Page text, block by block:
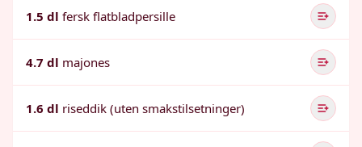
1.5 dl fersk flatbladpersille
4.7 dl majones
1.6 dl riseddik (uten smakstilsetninger)